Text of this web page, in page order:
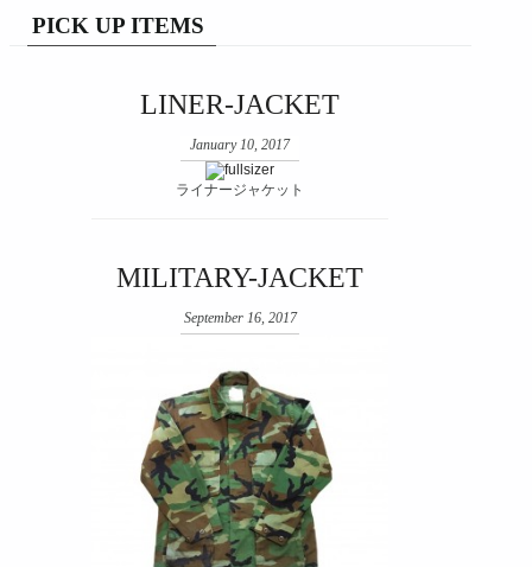
PICK UP ITEMS
LINER-JACKET
January 10, 2017
ライナージャケット
MILITARY-JACKET
September 16, 2017